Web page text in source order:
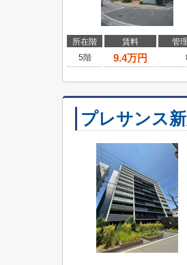
所在階 賃料
管
5階
9.4万円
プレサンス